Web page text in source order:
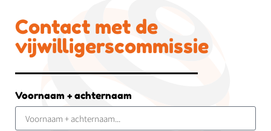
Contact met de
vijwilligerscommissie
Voornaam + achternaam